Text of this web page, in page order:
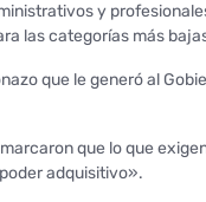
y
las categorías más
que le generó al
que lo que
adquisitivo».